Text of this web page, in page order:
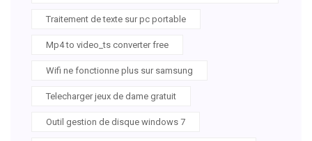
Traitement de texte sur pc portable
Mp4 to video_ts converter free
Wifi ne fonctionne plus sur samsung
Telecharger jeux de dame gratuit
Outil gestion de disque windows 7